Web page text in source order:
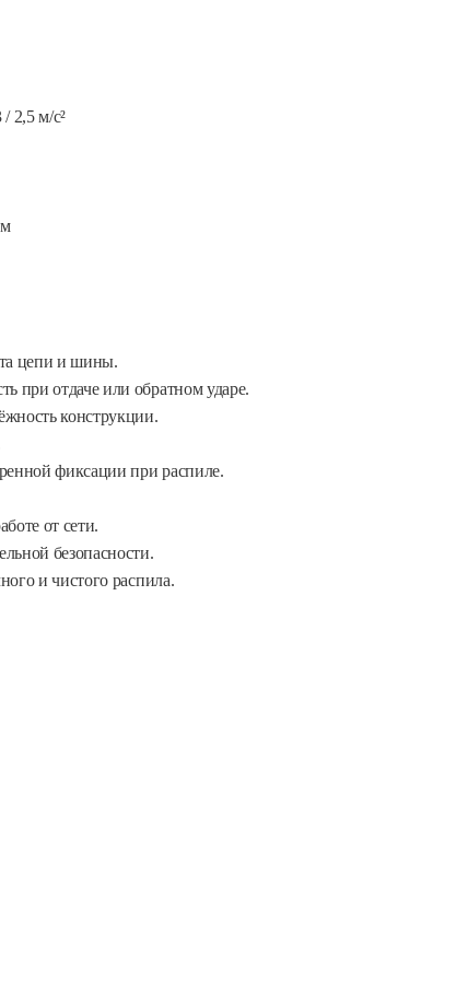
/ 2,5 м/с²
цепи и шины.
при отдаче или обратном ударе.
конструкции.
фиксации при распиле.
от сети.
безопасности.
и чистого распила.